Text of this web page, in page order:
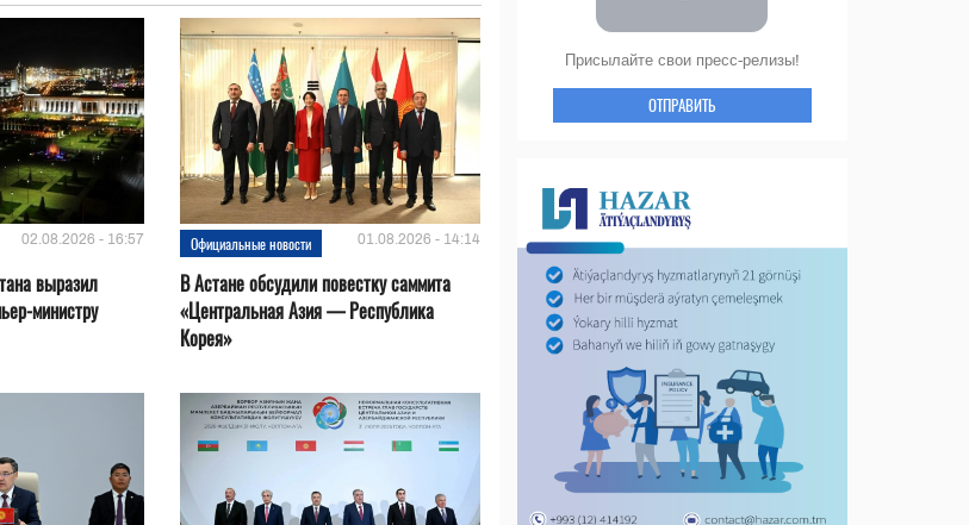
02.08.2026 - 16:57
выразил
министру
Официальные новости 01.08.2026 - 14:14
В Астане обсудили повестку саммита
«Центральная Азия — Республика
Корея»
Присылайте свои пресс-релизы!
ОТПРАВИТЬ